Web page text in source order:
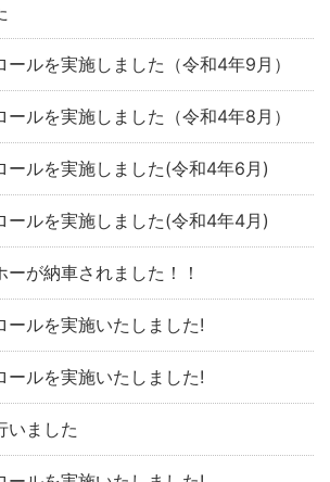
ルを実施しました（令和4年9月）
ルを実施しました（令和4年8月）
ールを実施しました(令和4年6月)
ールを実施しました(令和4年4月)
ーが納車されました！！
ールを実施いたしました!
ールを実施いたしました!
いました